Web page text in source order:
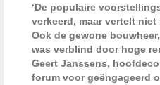
‘De populaire
verkeerd, maar vertelt
Ook de gewone
was verblind door hoge
Geert Janssens,
forum voor geëngageerd